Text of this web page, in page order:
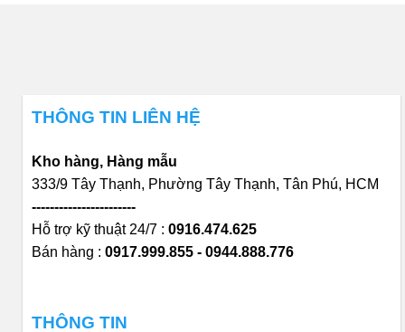
THÔNG TIN LIÊN HỆ
Kho hàng, Hàng mẫu
333/9 Tây Thạnh, Phường Tây Thạnh, Tân Phú, HCM
-----------------------
Hỗ trợ kỹ thuật 24/7 : 0916.474.625
Bán hàng : 0917.999.855 - 0944.888.776
THÔNG TIN